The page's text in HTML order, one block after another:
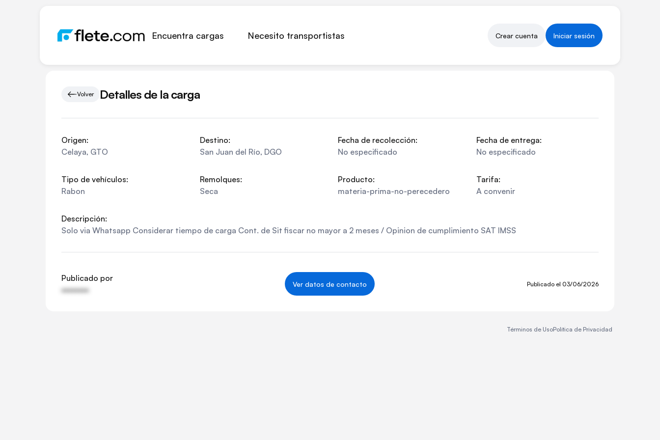
Encuentra cargas Necesito transportistas Crear cuenta Iniciar sesión
Volver Detalles de la carga
Origen:
Celaya, GTO
Destino:
San Juan del Río, DGO
Fecha de recolección:
No especificado
Fecha de entrega:
No especificado
Tipo de vehículos:
Rabon
Remolques:
Seca
Producto:
materia-prima-no-perecedero
Tarifa:
A convenir
Descripción:
Solo via Whatsapp Considerar tiempo de carga Cont. de Sit fiscar no mayor a 2 meses / Opinion de cumplimiento SAT IMSS
Publicado por
••••••••
Ver datos de contacto Publicado el 03/06/2026
Términos de UsoPolítica de Privacidad